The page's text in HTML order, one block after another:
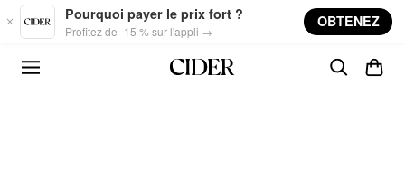
Skip to main content
Pourquoi payer le prix fort ?
Profitez de -15 % sur l'appli →
OBTENEZ